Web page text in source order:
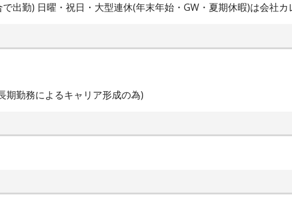
出勤) 日曜・祝日・大型連休(年末年始・GW・夏期休暇)は会社
期勤務によるキャリア形成の為)